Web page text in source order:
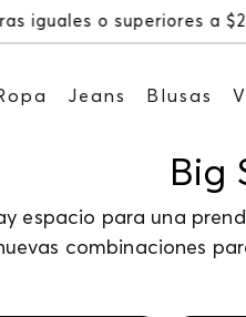
Recibe:
Jeans Blusas
Big
espacio para una
combinaciones